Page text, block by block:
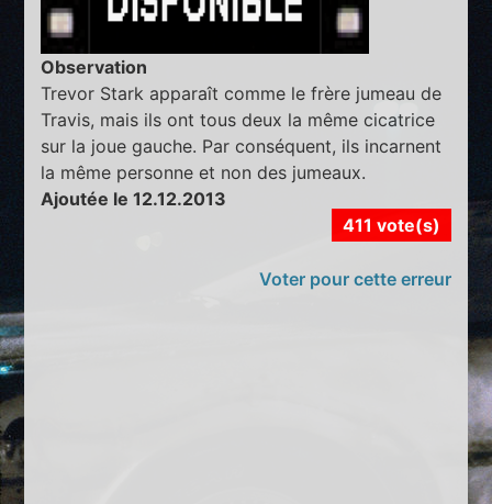
Observation
Trevor Stark apparaît comme le frère jumeau de
Travis, mais ils ont tous deux la même cicatrice
sur la joue gauche. Par conséquent, ils incarnent
la même personne et non des jumeaux.
Ajoutée le 12.12.2013
411 vote(s)
Voter pour cette erreur